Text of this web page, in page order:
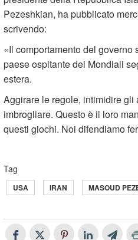
Pezeshkian, ha pubblicato
scrivendo:
«Il comportamento del governo
paese ospitante dei Mondiali
estera.
Aggirare le regole, intimidire gli
imbrogliare. Questo è il loro
questi giochi. Noi difendiamo
Tag
USA IRAN MASOUD